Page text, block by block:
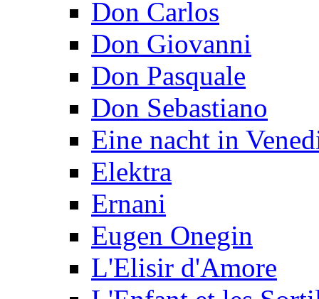
Don Carlos
Don Giovanni
Don Pasquale
Don Sebastiano
Eine nacht in
Elektra
Ernani
Eugen Onegin
L'Elisir d'Amore